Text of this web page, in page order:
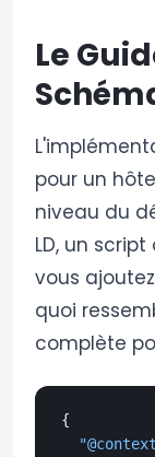
Le
pour un
niveau du
LD, un
vous
quoi
complète
{